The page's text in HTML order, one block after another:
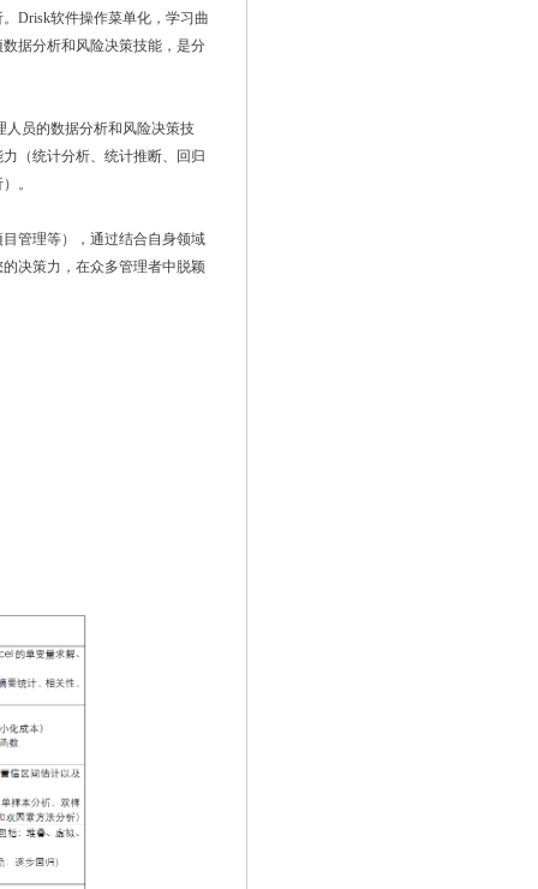
Drisk软件操作菜单化，学习曲
据分析和风险决策技能，是分
人员的数据分析和风险决策技
（统计分析、统计推断、回归
。
管理等），通过结合自身领域
决策力，在众多管理者中脱颖